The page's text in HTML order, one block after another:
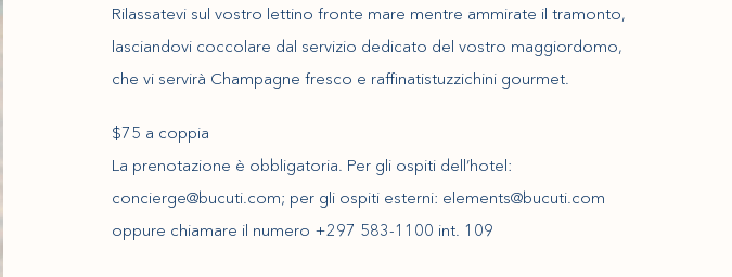
Rilassatevi sul vostro lettino fronte mare mentre ammirate il tramonto,
lasciandovi coccolare dal servizio dedicato del vostro maggiordomo,
che vi servirà Champagne fresco e raffinatistuzzichini gourmet.
$75 a coppia
La prenotazione è obbligatoria. Per gli ospiti dell’hotel:
concierge@bucuti.com; per gli ospiti esterni: elements@bucuti.com
oppure chiamare il numero +297 583-1100 int. 109